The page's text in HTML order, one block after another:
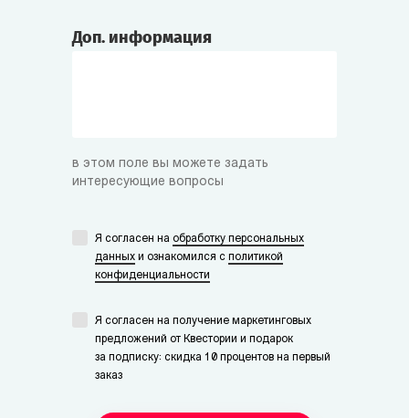
Доп. информация
в этом поле вы можете задать
интересующие вопросы
Я согласен на обработку персональных
данных и ознакомился с политикой
конфиденциальности
Я согласен на получение маркетинговых
предложений от Квестории и подарок
за подписку: скидка 10 процентов на первый
заказ